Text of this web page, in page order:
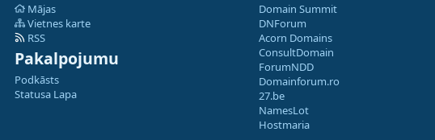
Mājas
Vietnes karte
RSS
Pakalpojumu
Podkāsts
Statusa Lapa
Domain Summit
DNForum
Acorn Domains
ConsultDomain
ForumNDD
Domainforum.ro
27.be
NamesLot
Hostmaria